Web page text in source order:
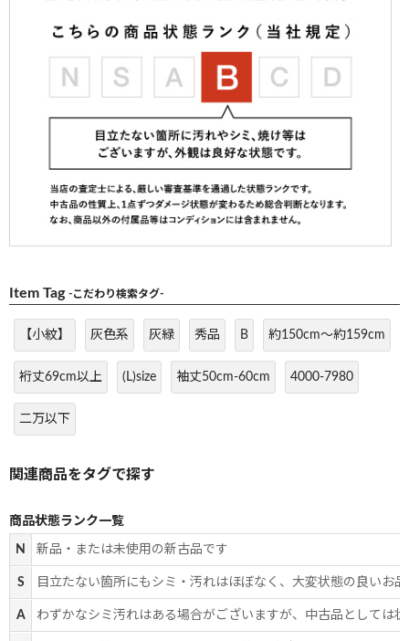
Item Tag -こだわり検索タグ-
【小紋】 灰色系 灰緑 秀品 B 約150cm～約159cm
裄丈69cm以上 (L)size 袖丈50cm-60cm 4000-7980
二万以下
商品状態ランク一覧
N 新品・または未使用の新古品です
S 目立たない箇所にもシミ・汚れはほぼなく、大変状態の良いお
A わずかなシミ汚れはある場合がございますが、中古品としては